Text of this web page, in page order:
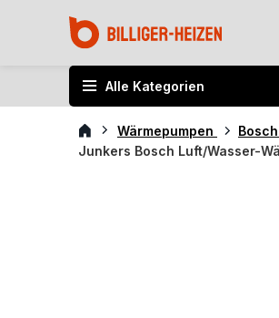
Alle Kategorien
Wärmepumpen Bosch
Junkers Bosch Luft/Wasser-